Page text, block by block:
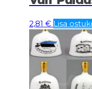
2,81 € Lisa